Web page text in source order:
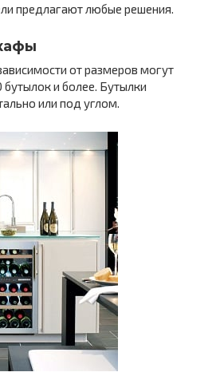
предлагают любые решения.
от размеров могут
и более. Бутылки
или под углом.